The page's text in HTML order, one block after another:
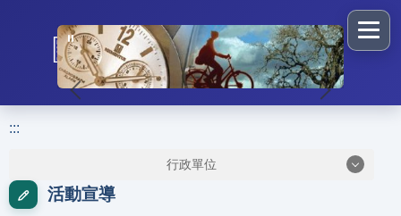
新北市清水高級中學首頁
校園導覽網站選單
:::
行政單位
活動宣導